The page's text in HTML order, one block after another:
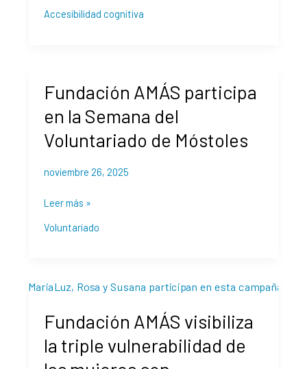
y
Accesibilidad cognitiva
Fundación AMÁS participa
en la Semana del
Voluntariado de Móstoles
noviembre 26, 2025
AMÁS
en
la
del
de
Leer más »
Voluntariado
Fundación AMÁS visibiliza
la triple vulnerabilidad de
Fundación
visibiliza
triple